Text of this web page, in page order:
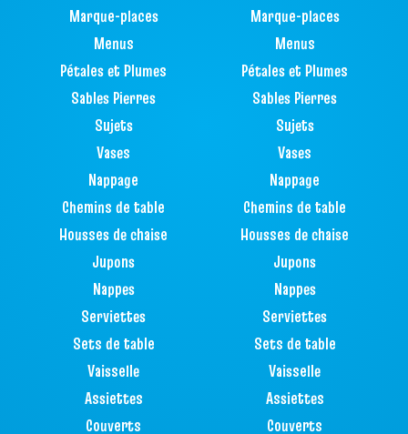
Marque-places
Menus
Pétales et Plumes
Sables Pierres
Sujets
Vases
Nappage
Chemins de table
Housses de chaise
Jupons
Nappes
Serviettes
Sets de table
Vaisselle
Assiettes
Couverts
Marque-places
Menus
Pétales et Plumes
Sables Pierres
Sujets
Vases
Nappage
Chemins de table
Housses de chaise
Jupons
Nappes
Serviettes
Sets de table
Vaisselle
Assiettes
Couverts